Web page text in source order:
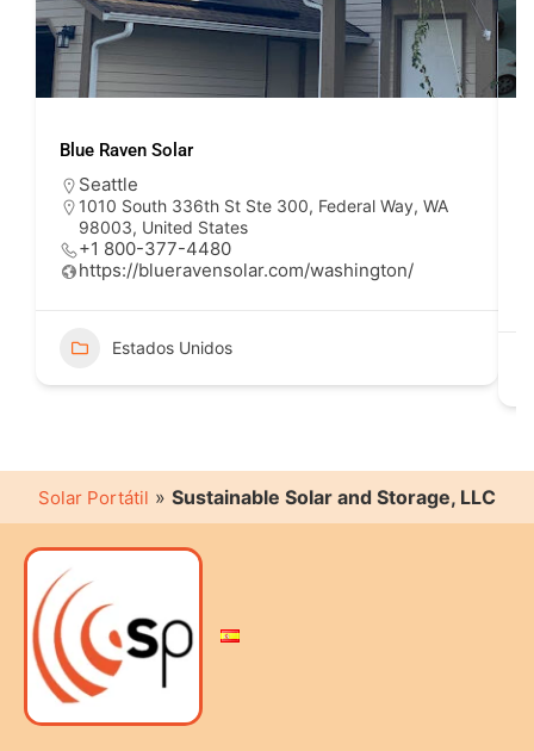
Blue Raven Solar
Seattle
1010 South 336th St Ste 300, Federal Way, WA
98003, United States
+1 800-377-4480
https://blueravensolar.com/washington/
Estados Unidos
Solar Portátil » Sustainable Solar and Storage, LLC